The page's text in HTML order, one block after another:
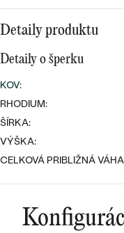
DRAHOKAM
ZLATO
PLATINA
S
S LAB GROWN
PODĽA ŠTÝLU
CENOVO
LUXUSNÉ
LUXUSNÉ
Detaily produktu
Detaily o šperku
KOV:
RHODIUM:
ŠÍRKA:
VÝŠKA:
CELKOVÁ PRIBLIŽNÁ